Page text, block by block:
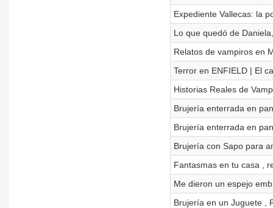
Expediente Vallecas: la
Lo que quedó de
Relatos de vampiros en
Terror en ENFIELD | El
Historias Reales de
Brujería enterrada en
Brujería enterrada en
Brujería con Sapo para
Fantasmas en tu casa ,
Me dieron un espejo
Brujería en un Juguete ,